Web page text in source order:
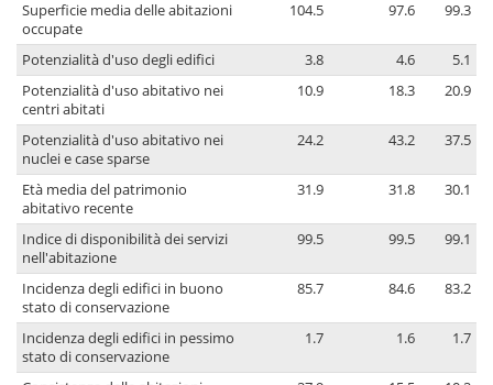
Superficie media delle abitazioni
occupate
104.5 97.6 99.3
Potenzialità d'uso degli edifici 3.8 4.6
5.1
Potenzialità d'uso abitativo nei
centri abitati
10.9 18.3 20.9
Potenzialità d'uso abitativo nei
nuclei e case sparse
24.2 43.2 37.5
Età media del patrimonio
abitativo recente
31.9 31.8 30.1
Indice di disponibilità dei servizi
nell'abitazione
99.5 99.5 99.1
Incidenza degli edifici in buono
stato di conservazione
85.7 84.6 83.2
Incidenza degli edifici in pessimo
stato di conservazione
1.7 1.6 1.7